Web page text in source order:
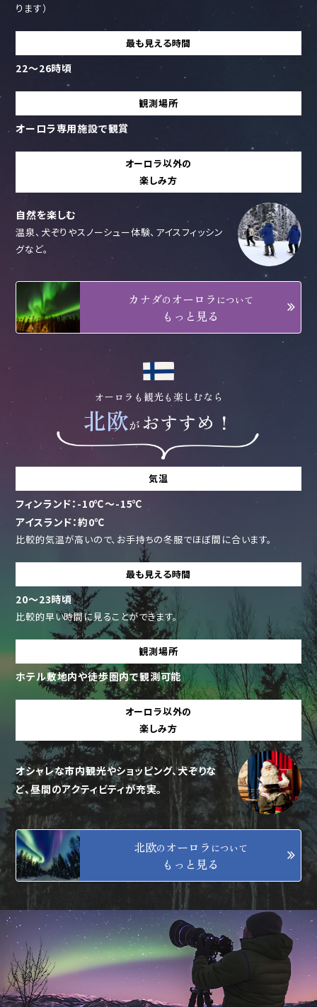
ります）
最も見える時間
22～26時頃
観測場所
オーロラ専用施設で観賞
オーロラ以外の
楽しみ方
自然を楽しむ
温泉、犬ぞりやスノーシュー体験、アイスフィッシン
グなど。
カナダの オーロラ について
もっと見る
オーロラも観光も楽しむなら
北欧が おすすめ！
気温
フィンランド：-10℃～-15℃
アイスランド：約0℃
比較的気温が高いので、お手持ちの冬服でほぼ間に合います。
最も見える時間
20～23時頃
比較的早い時間に見ることができます。
観測場所
ホテル敷地内や徒歩圏内で観測可能
オーロラ以外の
楽しみ方
オシャレな市内観光やショッピング、犬ぞりな
ど、昼間のアクティビティが充実。
北欧の オーロラ について
もっと見る